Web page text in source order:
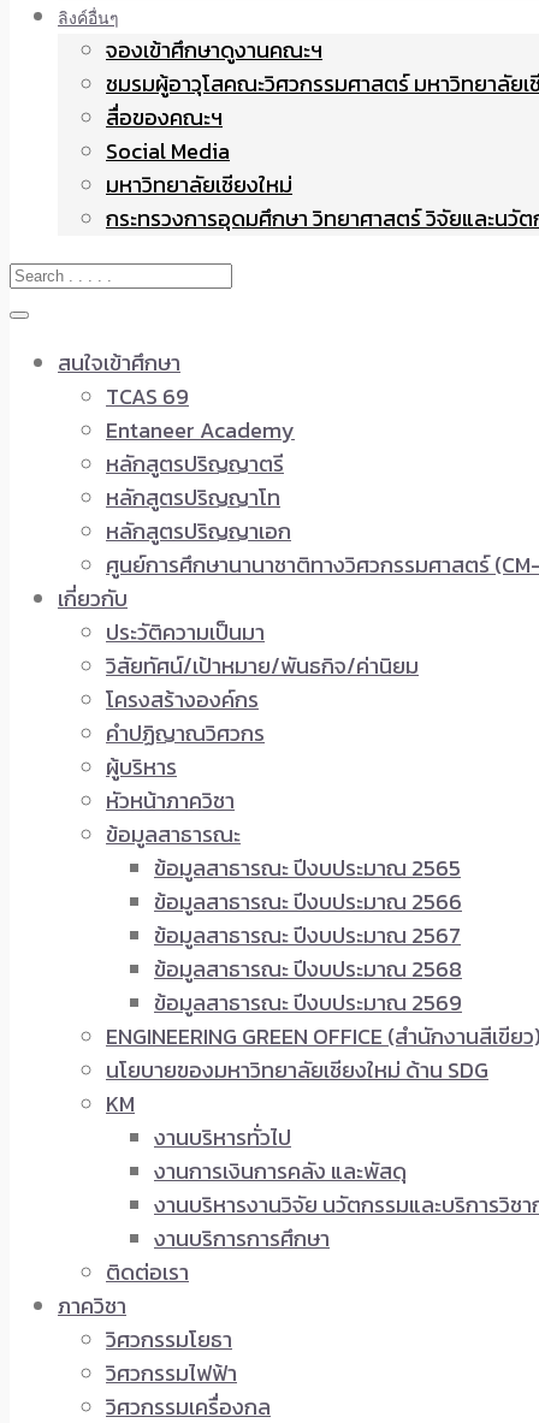
ลิงค์อื่นๆ
จองเข้าศึกษาดูงานคณะฯ
ชมรมผู้อาวุโสคณะวิศวกรรมศาสตร์ มหาวิทยาลัยเ
สื่อของคณะฯ
Social Media
มหาวิทยาลัยเชียงใหม่
กระทรวงการอุดมศึกษา วิทยาศาสตร์ วิจัยและนวั
สนใจเข้าศึกษา
TCAS 69
Entaneer Academy
หลักสูตรปริญญาตรี
หลักสูตรปริญญาโท
หลักสูตรปริญญาเอก
ศูนย์การศึกษานานาชาติทางวิศวกรรมศาสตร์
เกี่ยวกับ
ประวัติความเป็นมา
วิสัยทัศน์/เป้าหมาย/พันธกิจ/ค่านิยม
โครงสร้างองค์กร
คำปฏิญาณวิศวกร
ผู้บริหาร
หัวหน้าภาควิชา
ข้อมูลสาธารณะ
ข้อมูลสาธารณะ ปีงบประมาณ 2565
ข้อมูลสาธารณะ ปีงบประมาณ 2566
ข้อมูลสาธารณะ ปีงบประมาณ 2567
ข้อมูลสาธารณะ ปีงบประมาณ 2568
ข้อมูลสาธารณะ ปีงบประมาณ 2569
ENGINEERING GREEN OFFICE (สำนักงานสีเขีย
นโยบายของมหาวิทยาลัยเชียงใหม่ ด้าน SDG
KM
งานบริหารทั่วไป
งานการเงินการคลัง และพัสดุ
งานบริหารงานวิจัย นวัตกรรมและบริการวิชา
งานบริการการศึกษา
ติดต่อเรา
ภาควิชา
วิศวกรรมโยธา
วิศวกรรมไฟฟ้า
วิศวกรรมเครื่องกล